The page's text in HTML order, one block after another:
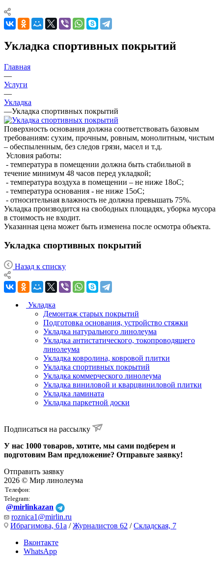
Укладка спортивных покрытий
Главная
—
Услуги
—
Укладка
—Укладка спортивных покрытий
Поверхность основания должна соответствовать базовым
требованиям: сухим, прочным, ровным, монолитным, чистым
– обеспыленным, без следов грязи, масел и т.д.
Условия работы:
- температура в помещении должна быть стабильной в
течение минимум 48 часов перед укладкой;
- температура воздуха в помещении – не ниже 18оС;
- температура основания - не ниже 15оС;
- относительная влажность не должна превышать 75%.
Укладка производится на свободных площадях, уборка мусора
в стоимость не входит.
Указанная цена может быть изменена после осмотра объекта.
Укладка спортивных покрытий
Назад к списку
Укладка
Демонтаж старых покрытий
Подготовка основания, устройство стяжки
Укладка натурального линолеума
Укладка антистатического, токопроводящего
линолеума
Укладка ковролина, ковровой плитки
Укладка спортивных покрытий
Укладка коммерческого линолеума
Укладка виниловой и кварцвиниловой плитки
Укладка ламината
Укладка паркетной доски
Подписаться на рассылку
У нас 1000 товаров, хотите, мы сами подберем и
подготовим Вам предложение? Отправьте заявку!
Отправить заявку
2026 © Мир линолеума
Телефон:
Telegram:
@mirlinkazan
roznica1@mirlin.ru
Ибрагимова, 61а /Журналистов 62 /Складская, 7
Вконтакте
WhatsApp